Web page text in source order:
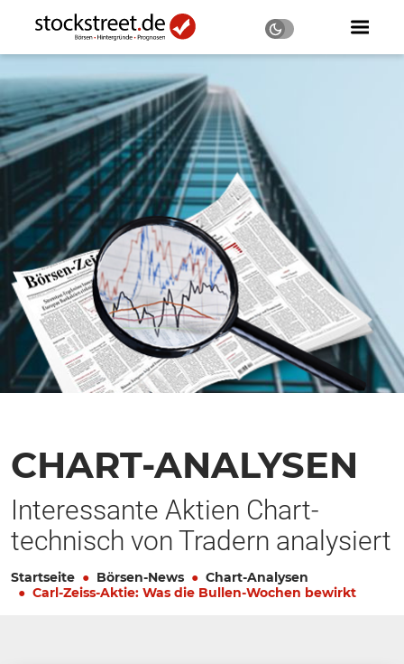
CHART-ANALYSEN
Interessante Aktien Chart-
technisch von Tradern analysiert
Startseite Börsen-News
Chart-Analysen
Carl-Zeiss-Aktie: Was die Bullen-Wochen bewirkt